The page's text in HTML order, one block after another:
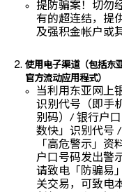
提防骗案！切勿
有的超连结，提
及强积金帐户或
使用电子渠道（包括东
官方流动应用程式）
当利用东亚网上
识别代号（即手
别码）/ 银行户
数快」识别代号
「高危警示」资
户口号码发出警
请致电「防骗易
关交易，可致电